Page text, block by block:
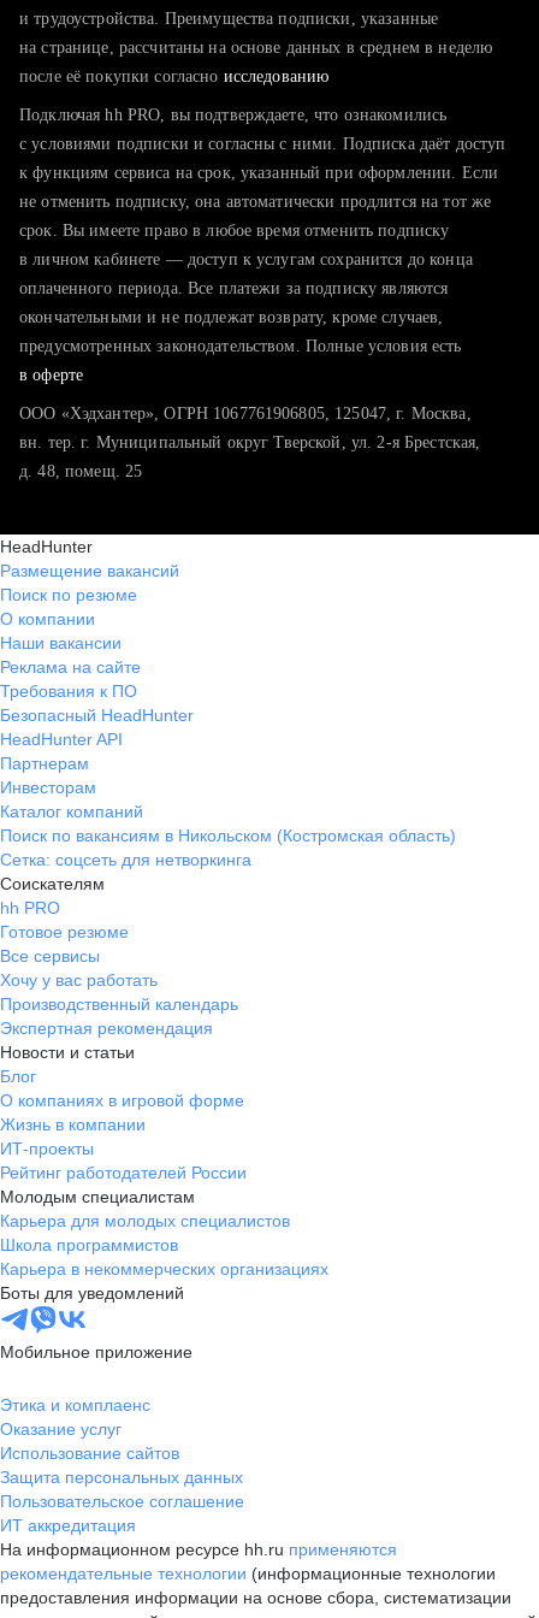
тратите много времени на поиск и вручную поднимаете
хотите сравнить себя с конкурентами и оценить шансы
и трудоустройства. Преимущества подписки, указанные
на странице, рассчитаны на основе данных в среднем в неделю
после её покупки согласно исследованию
Подключая hh PRO, вы подтверждаете, что ознакомились
с условиями подписки и согласны с ними. Подписка даёт доступ
к функциям сервиса на срок, указанный при оформлении. Если
не отменить подписку, она автоматически продлится на тот же
срок. Вы имеете право в любое время отменить подписку
в личном кабинете — доступ к услугам сохранится до конца
оплаченного периода. Все платежи за подписку являются
окончательными и не подлежат возврату, кроме случаев,
предусмотренных законодательством. Полные условия есть
в оферте
ООО «Хэдхантер», ОГРН 1067761906805, 125047, г. Москва,
вн. тер. г. Муниципальный округ Тверской, ул. 2-я Брестская,
д. 48, помещ. 25
HeadHunter
Размещение вакансий
Поиск по резюме
О компании
Наши вакансии
Реклама на сайте
Требования к ПО
Безопасный HeadHunter
HeadHunter API
Партнерам
Инвесторам
Каталог компаний
Поиск по вакансиям в Никольском (Костромская область)
Сетка: соцсеть для нетворкинга
Соискателям
hh PRO
Готовое резюме
Все сервисы
Хочу у вас работать
Производственный календарь
Экспертная рекомендация
Новости и статьи
Блог
О компаниях в игровой форме
Жизнь в компании
ИТ-проекты
Рейтинг работодателей России
Молодым специалистам
Карьера для молодых специалистов
Школа программистов
Карьера в некоммерческих организациях
Боты для уведомлений
Мобильное приложение
Этика и комплаенс
Оказание услуг
Использование сайтов
Защита персональных данных
Пользовательское соглашение
ИТ аккредитация
На информационном ресурсе hh.ru применяются
рекомендательные технологии (информационные технологии
предоставления информации на основе сбора, систематизации